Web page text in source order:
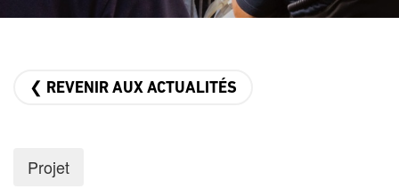
❮ REVENIR AUX ACTUALITÉS
Projet